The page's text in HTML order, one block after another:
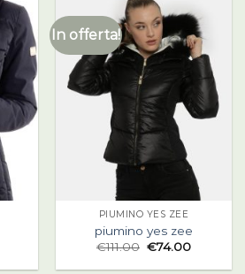
In offerta!
PIUMINO YES ZEE
piumino yes zee
€111.00 €74.00